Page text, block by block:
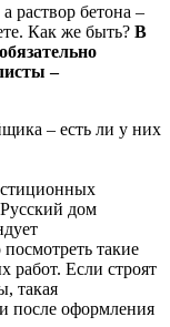
раствор бетона –
Как же быть? В
–
– есть ли у них
дом
такие
работ. Если строят
такая
после оформления